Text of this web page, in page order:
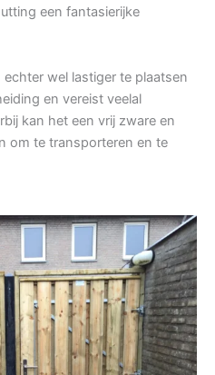
een fantasierijke
wel lastiger te plaatsen
en vereist veelal
kan het een vrij zware en
om te transporteren en te